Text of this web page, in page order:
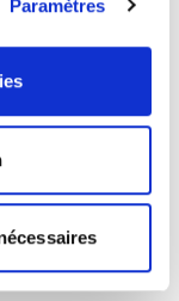
Paramètres